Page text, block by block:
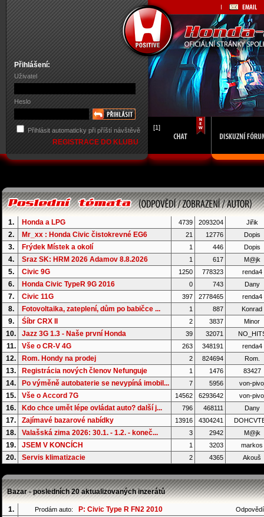
Přihlášení:
Uživatel
Heslo
Přihlásit automaticky při příští návštěvě
REGISTRACE DO KLUBU
[1]
1. Honda a LPG 4739 2093204 Jiřik
2. Mr_xx : Honda Civic čistokrevné EG6 21 12776 Dopis
3. Frýdek Místek a okolí 1 446 Dopis
4. Sraz SK: HRM 2026 Adamov 8.8.2026 1 617 M@jk
5. Civic 9G 1250 778323 renda4
6. Honda Civic TypeR 9G 2016 0 743 Dany
7. Civic 11G 397 2778465 renda4
8. Fotovoltaika, zateplení, dům po babičce ... 1 887 Konrad
9. Śíbr CRX II 2 3837 Minor
10. Jazz 3G 1.3 - Naše první Honda 39 32071
11. Vše o CR-V 4G 263 348191 renda4
12. Rom. Hondy na prodej 2 824694 Rom.
13. Registrácia nových členov Nefunguje 1 1476 83427
14. Po výměně autobaterie se nevypíná imobil... 7 5956 von-
15. Vše o Accord 7G 14562 6293642 von-
16. Kdo chce umět lépe ovládat auto? další j... 796 468111 Dany
17. Zajímavé bazarové nabídky 13916 4304241
18. Valašská zima 2026: 30.1. - 1.2. - koneč... 3 2942 M@jk
19. JSEM V KONCÍCH 1 3203 markos
20. Servis klimatizacie 2 4365 Akouš
Bazar - posledních 20 aktualizovaných inzerátů
1. Prodám auto: P: Civic Type R FN2 2010